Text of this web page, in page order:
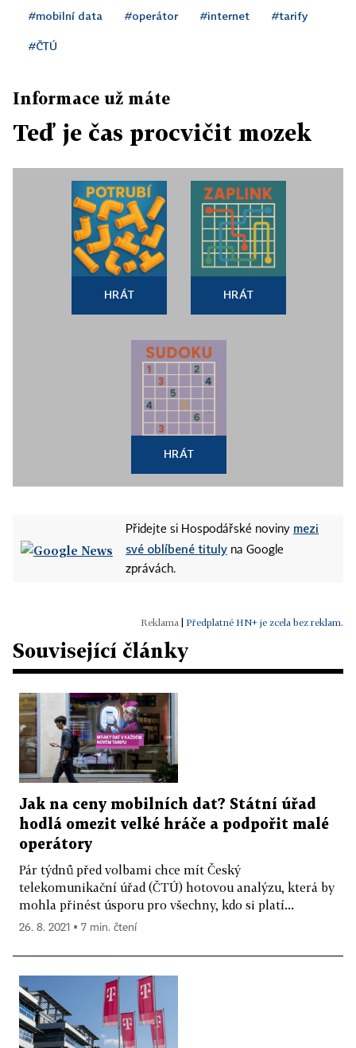
#mobilní data #operátor #internet #tarify
#ČTÚ
Informace už máte
Teď je čas procvičit mozek
HRÁT HRÁT
HRÁT
Přidejte si Hospodářské noviny mezi
své oblíbené tituly na Google
zprávách.
Předplatné HN+ je zcela bez reklam.
Související články
Jak na ceny mobilních dat? Státní úřad
hodlá omezit velké hráče a podpořit malé
operátory
Pár týdnů před volbami chce mít Český
telekomunikační úřad (ČTÚ) hotovou analýzu, která by
mohla přinést úsporu pro všechny, kdo si platí...
26. 8. 2021 ▪ 7 min. čtení